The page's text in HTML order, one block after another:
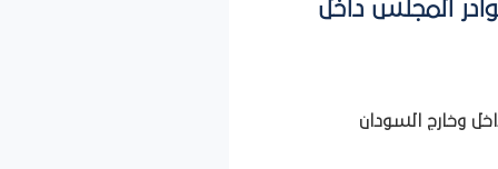
المجلس داخل
وخارج السودان